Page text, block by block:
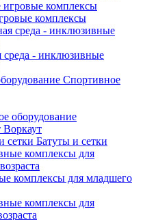
комплексы
среда - инклюзивные
Спортивное
оборудование
Воркаут
Батуты и сетки
комплексы для младшего